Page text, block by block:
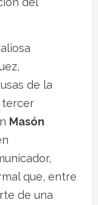
de la
tercer
Masón
que, entre
de una